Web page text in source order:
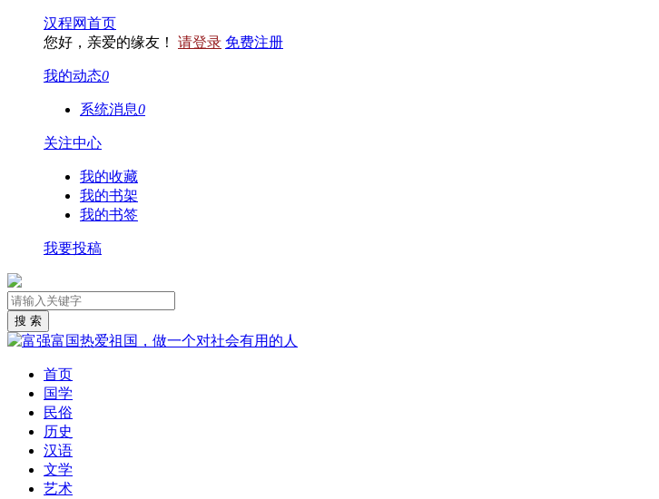
汉程网首页
您好，亲爱的缘友！ 请登录 免费注册
我的动态0
系统消息0
关注中心
我的收藏
我的书架
我的书签
我要投稿
首页
国学
民俗
历史
汉语
文学
艺术